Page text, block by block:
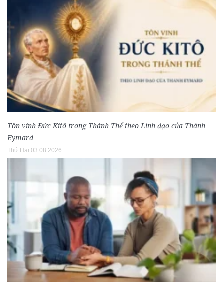
Tôn vinh Đức Kitô trong Thánh Thể theo Linh đạo của Thánh
Eymard
Thứ Hai 03.08.2026